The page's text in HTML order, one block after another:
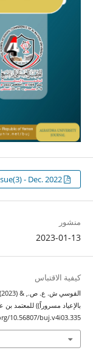
Article(21) - Vol.(4) - Issue(3) - Dec. 2022
منشور
2023-01-13
كيفية الاقتباس
بالإعياد مسروراً)) للمعتمد بن
10.56807/buj.v4i03.335